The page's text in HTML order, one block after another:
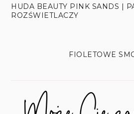
HUDA BEAUTY PINK SANDS |
ROZŚWIETLACZY
FIOLETOWE